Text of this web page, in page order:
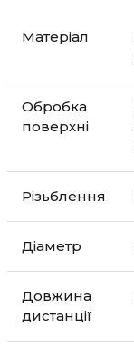
Матеріал
Обробка
поверхні
Різьблення
Діаметр
Довжина
дистанції